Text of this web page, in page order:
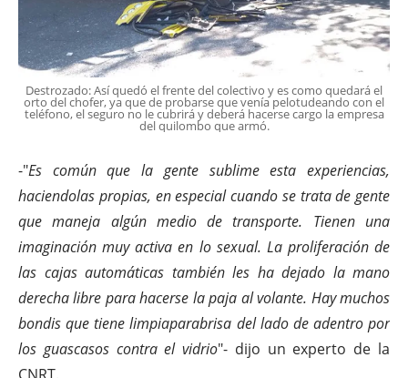
Destrozado: Así quedó el frente del colectivo y es como quedará el
orto del chofer, ya que de probarse que venía pelotudeando con el
teléfono, el seguro no le cubrirá y deberá hacerse cargo la empresa
del quilombo que armó.
-"Es común que la gente sublime esta experiencias,
haciendolas propias, en especial cuando se trata de gente
que maneja algún medio de transporte. Tienen una
imaginación muy activa en lo sexual. La proliferación de
las cajas automáticas también les ha dejado la mano
derecha libre para hacerse la paja al volante. Hay muchos
bondis que tiene limpiaparabrisa del lado de adentro por
los guascasos contra el vidrio"- dijo un experto de la